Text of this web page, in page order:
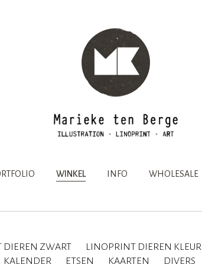
WINKEL INFO WHOLESALE
DIEREN ZWART LINOPRINT DIEREN KLEUR
KALENDER ETSEN KAARTEN DIVERS